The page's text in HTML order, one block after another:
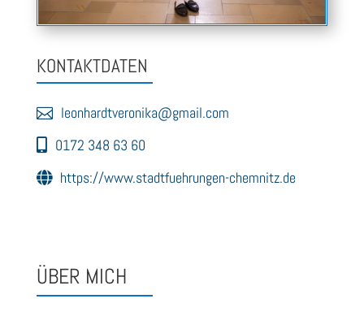
KONTAKTDATEN
leonhardtveronika@gmail.com
0172 348 63 60
https://www.stadtfuehrungen-chemnitz.de
ÜBER MICH